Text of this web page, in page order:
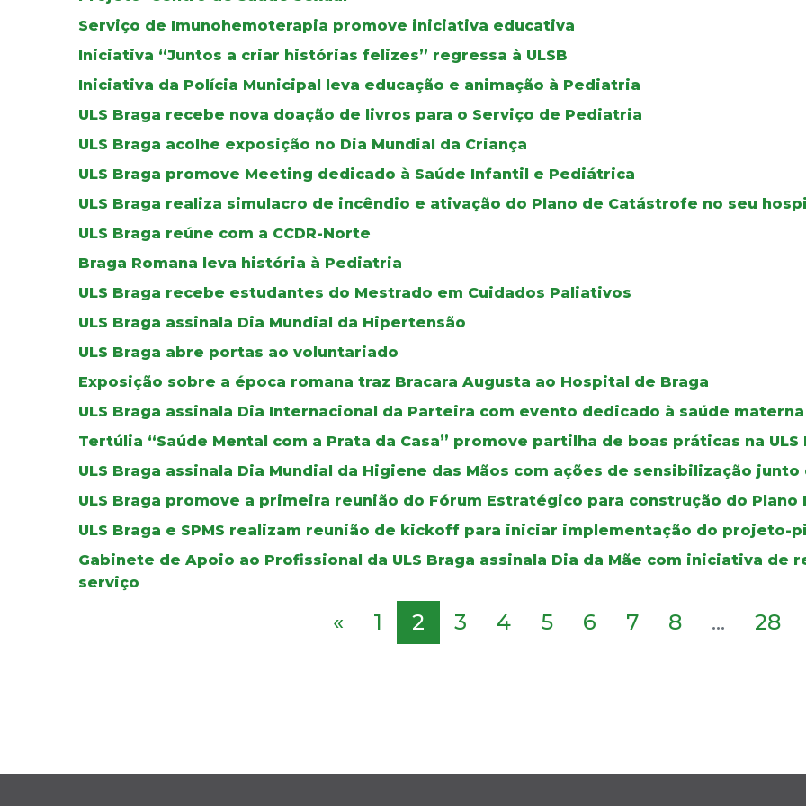
Serviço de Imunohemoterapia promove iniciativa educativa
Iniciativa “Juntos a criar histórias felizes” regressa à ULSB
Iniciativa da Polícia Municipal leva educação e animação à Pediatria
ULS Braga recebe nova doação de livros para o Serviço de Pediatria
ULS Braga acolhe exposição no Dia Mundial da Criança
ULS Braga promove Meeting dedicado à Saúde Infantil e Pediátrica
ULS Braga realiza simulacro de incêndio e ativação do Plano de Catástrofe no seu
ULS Braga reúne com a CCDR-Norte
Braga Romana leva história à Pediatria
ULS Braga recebe estudantes do Mestrado em Cuidados Paliativos
ULS Braga assinala Dia Mundial da Hipertensão
ULS Braga abre portas ao voluntariado
Exposição sobre a época romana traz Bracara Augusta ao Hospital de Braga
ULS Braga assinala Dia Internacional da Parteira com evento dedicado à saúde
Tertúlia “Saúde Mental com a Prata da Casa” promove partilha de boas práticas na ULS
ULS Braga assinala Dia Mundial da Higiene das Mãos com ações de sensibilização
ULS Braga promove a primeira reunião do Fórum Estratégico para construção do Plano
ULS Braga e SPMS realizam reunião de kickoff para iniciar implementação do
Gabinete de Apoio ao Profissional da ULS Braga assinala Dia da Mãe com iniciativa de
serviço
« 1 2 3 4 5 6 7 8 ... 28